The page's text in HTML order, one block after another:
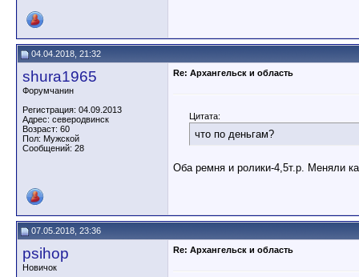
04.04.2018, 21:32
shura1965
Форумчанин
Регистрация: 04.09.2013
Адрес: северодвинск
Возраст: 60
Пол: Мужской
Сообщений: 28
Re: Архангельск и область
Цитата:
что по деньгам?
Оба ремня и ролики-4,5т.р. Меняли
07.05.2018, 23:36
psihop
Новичок
Re: Архангельск и область